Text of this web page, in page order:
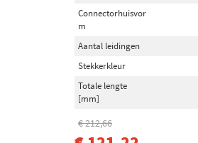
Connectorhuisvor
m
Aantal leidingen
Stekkerkleur
Totale lengte
[mm]
€ 212,66